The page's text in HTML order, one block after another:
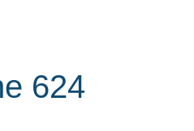
624